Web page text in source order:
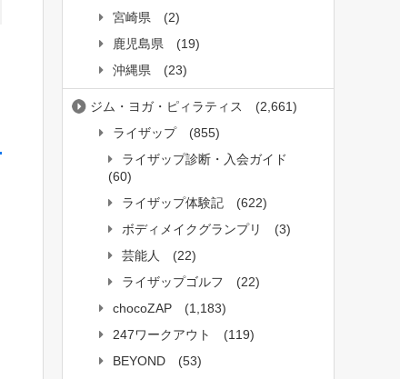
宮崎県
(2)
鹿児島県
(19)
沖縄県
(23)
ジム・ヨガ・ピィラティス
(2,661)
ライザップ
(855)
ライザップ診断・入会ガイド
(60)
ライザップ体験記
(622)
ボディメイクグランプリ
(3)
芸能人
(22)
ライザップゴルフ
(22)
chocoZAP
(1,183)
247ワークアウト
(119)
BEYOND
(53)